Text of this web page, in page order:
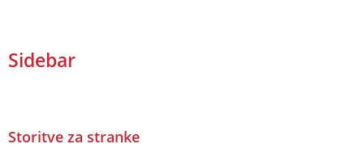
Sidebar
Storitve za stranke